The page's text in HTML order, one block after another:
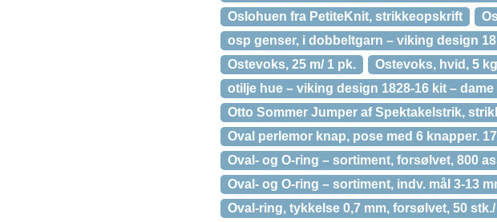
Oslohuen fra PetiteKnit, strikkeopskrift
osp genser, i dobbeltgarn – viking design
Ostevoks, 25 m/ 1 pk.
Ostevoks, hvid, 5
otilje hue – viking design 1828-16 kit –
Otto Sommer Jumper af Spektakelstrik,
Oval perlemor knap, pose med 6 knapper.
Oval- og O-ring – sortiment, forsølvet, 800
Oval- og O-ring – sortiment, indv. mål 3-13
Oval-ring, tykkelse 0,7 mm, forsølvet, 50